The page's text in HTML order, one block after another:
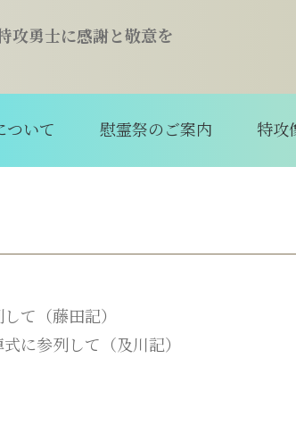
攻勇士に感謝と敬意を
ついて 慰霊祭のご案内 特攻
て（藤田記）
に参列して（及川記）